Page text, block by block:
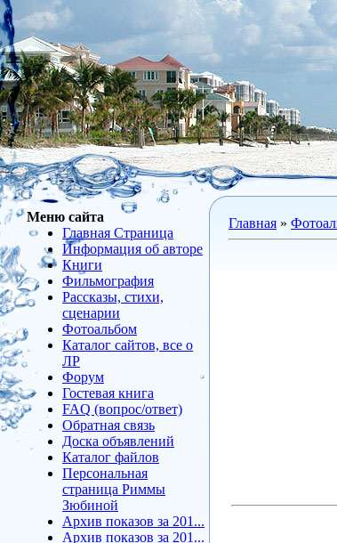
Меню сайта
Главная Страница
Информация об авторе
Книги
Фильмография
Рассказы, стихи,
сценарии
Фотоальбом
Каталог сайтов, все о
ЛР
Форум
Гостевая книга
FAQ (вопрос/ответ)
Обратная связь
Доска объявлений
Каталог файлов
Персональная
страница Риммы
Зюбиной
Архив показов за 201...
Архив показов за 201...
Главная »